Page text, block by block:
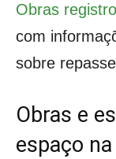
Obras
com
sobre
Obras e
espaço